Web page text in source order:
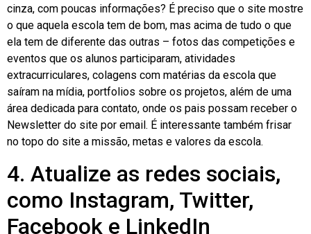
cinza, com poucas informações? É preciso que o site mostre
o que aquela escola tem de bom, mas acima de tudo o que
ela tem de diferente das outras – fotos das competições e
eventos que os alunos participaram, atividades
extracurriculares, colagens com matérias da escola que
saíram na mídia, portfolios sobre os projetos, além de uma
área dedicada para contato, onde os pais possam receber o
Newsletter do site por email. É interessante também frisar
no topo do site a missão, metas e valores da escola.
4. Atualize as redes sociais,
como Instagram, Twitter,
Facebook e LinkedIn